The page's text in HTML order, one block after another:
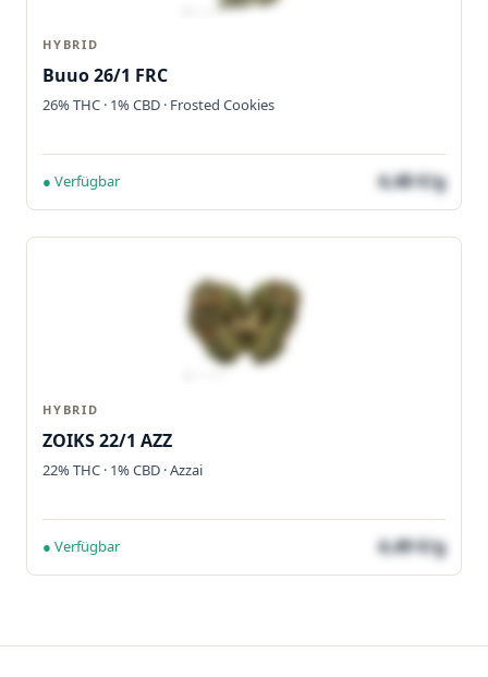
HYBRID
Buuo 26/1 FRC
26% THC · 1% CBD · Frosted Cookies
● Verfügbar 4,48 €/g
HYBRID
ZOIKS 22/1 AZZ
22% THC · 1% CBD · Azzai
● Verfügbar 4,49 €/g